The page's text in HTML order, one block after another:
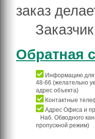
заказ
Заказчик
Обратная
Информацию для
48-66 (желательно
адрес объекта)
Контактные
Адрес Офиса и
Наб. Обводного
пропускной режим)